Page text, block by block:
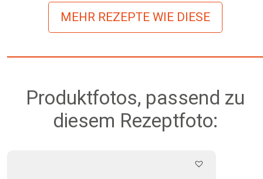
MEHR REZEPTE WIE DIESE
Produktfotos, passend zu
diesem Rezeptfoto: